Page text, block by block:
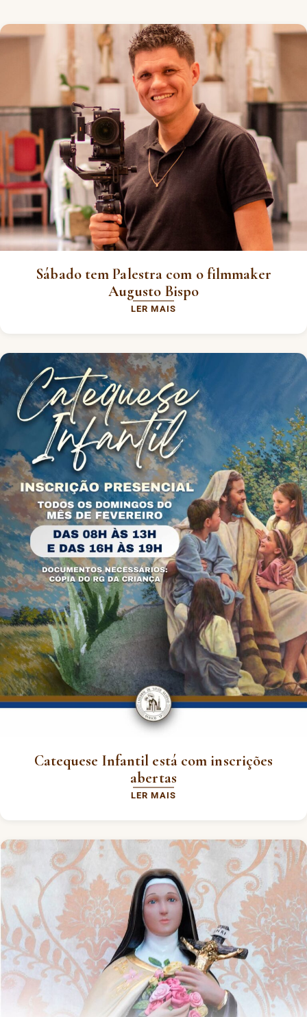
Sábado tem Palestra com o filmmaker
Augusto Bispo
LER MAIS
Catequese Infantil está com inscrições
abertas
LER MAIS